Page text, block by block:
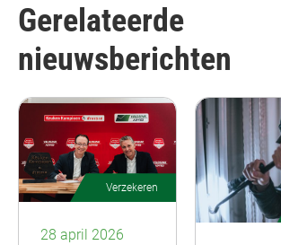
Gerelateerde
nieuwsberichten
Verzekeren
28 april 2026